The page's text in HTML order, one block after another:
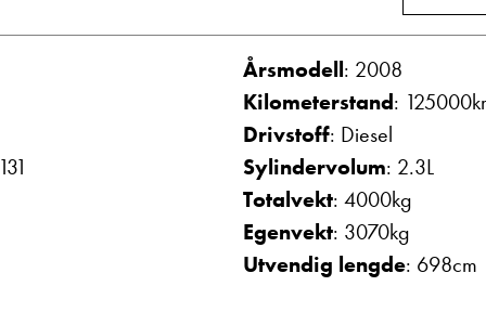
Årsmodell: 2008
Kilometerstand:
Drivstoff: Diesel
Sylindervolum: 2.3L
Totalvekt: 4000kg
Egenvekt: 3070kg
Utvendig lengde: 698cm